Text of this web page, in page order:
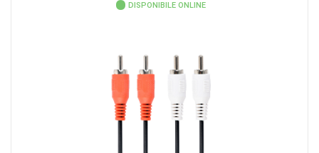
DISPONIBILE ONLINE